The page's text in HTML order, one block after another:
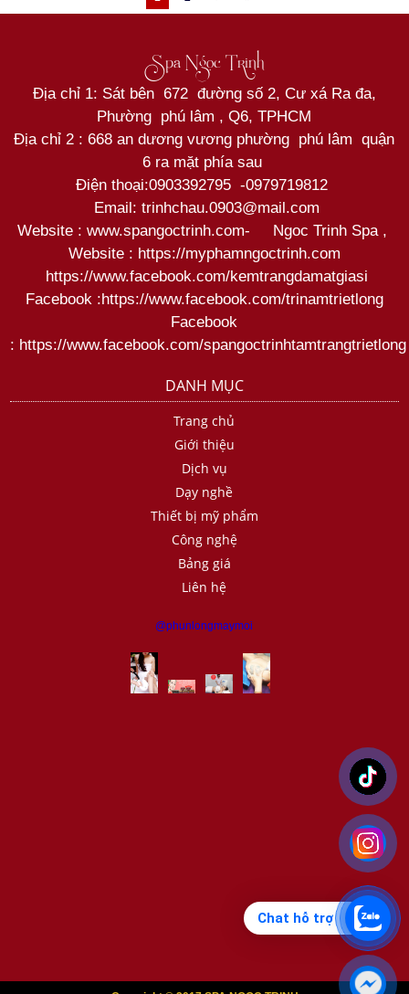
Spa Ngọc Trinh
Địa chỉ 1: Sát bên 672 đường số 2, Cư xá Ra đa,
Phường phú lâm , Q6, TPHCM
Địa chỉ 2 : 668 an dương vương phường phú lâm quận
6 ra mặt phía sau
Điện thoại:0903392795 -0979719812
Email: trinhchau.0903@mail.com
Website : www.spangoctrinh.com- Ngoc Trinh Spa ,
Website : https://myphamngoctrinh.com
https://www.facebook.com/kemtrangdamatgiasi
Facebook :https://www.facebook.com/trinamtrietlong
Facebook
: https://www.facebook.com/spangoctrinhtamtrangtrietlong
DANH MỤC
Trang chủ
Giới thiệu
Dịch vụ
Dạy nghề
Thiết bị mỹ phẩm
Công nghệ
Bảng giá
Liên hệ
@phunlongmaymoi
Chat hỗ trợ